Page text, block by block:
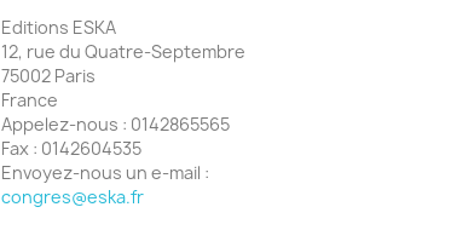
Editions ESKA
12, rue du Quatre-Septembre
75002 Paris
France
Appelez-nous : 0142865565
Fax : 0142604535
Envoyez-nous un e-mail :
congres@eska.fr